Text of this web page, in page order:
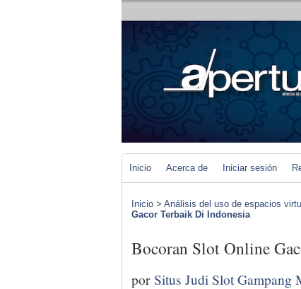
Inicio Acerca de Iniciar sesión
Inicio > Análisis del uso de espacios
Gacor Terbaik Di Indonesia
Bocoran Slot Online
porSitus Judi Slot Gampang